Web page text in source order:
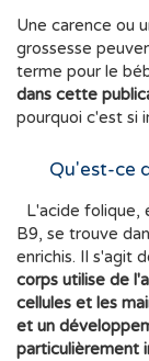
Une carence ou
grossesse
terme pour le
dans cette
pourquoi c'est si
Qu'est-ce
L'acide folique,
B9, se trouve
enrichis. Il s'agit
corps utilise de
cellules et les
et un
particulièrement